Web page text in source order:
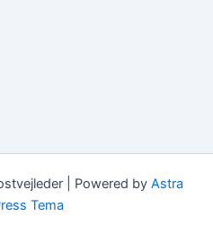
| Powered by Astra
Tema